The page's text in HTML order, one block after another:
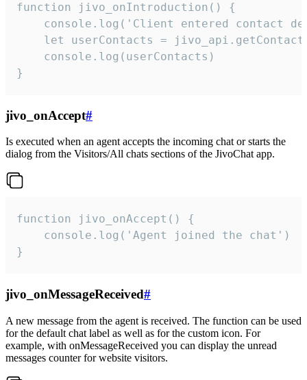
function jivo_onIntroduction() {
console.log('Client entered contact
let userContacts =
    console.log(userContacts)
}
jivo_onAccept#
Is executed when an agent accepts the incoming chat or starts the
dialog from the Visitors/All chats sections of the JivoChat app.
function jivo_onAccept() {
}
jivo_onMessageReceived#
A new message from the agent is received. The function can be used
for the default chat label as well as for the custom icon. For
example, with onMessageReceived you can display the unread
messages counter for website visitors.